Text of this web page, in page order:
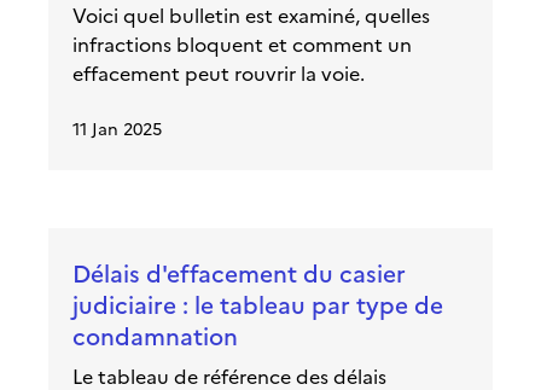
Voici quel bulletin est examiné, quelles
infractions bloquent et comment un
effacement peut rouvrir la voie.
11 Jan 2025
Délais d'effacement du casier
judiciaire : le tableau par type de
condamnation
Le tableau de référence des délais